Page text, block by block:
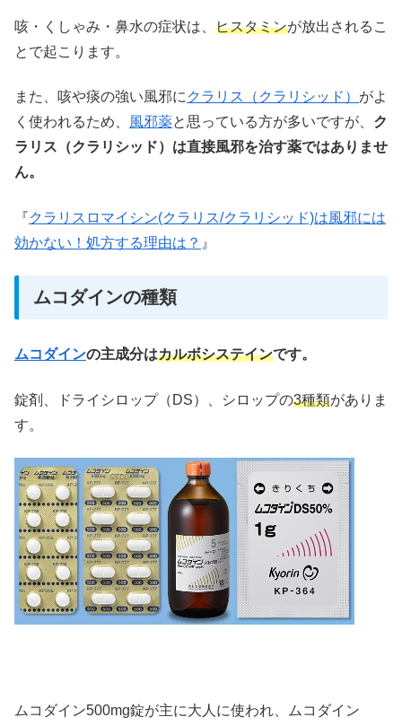
咳・くしゃみ・鼻水の症状は、 ヒスタミンが放出されるこ
とで起こります。
また、咳や痰の強い風邪にクラリス（クラリシッド） がよ
く使われるため、 風邪薬と思っている方が多いですが、 ク
ラリス（クラリシッド）は直接風邪を治す薬ではありませ
ん。
『クラリスロマイシン(クラリス/クラリシッド)は風邪には
効かない！処方する理由は？ 』
ムコダインの種類
ムコダインの主成分はカルボシステインです。
錠剤、ドライシロップ（DS）、シロップの3種類がありま
す。
ムコダイン500mg錠が主に大人に使われ、ムコダイン